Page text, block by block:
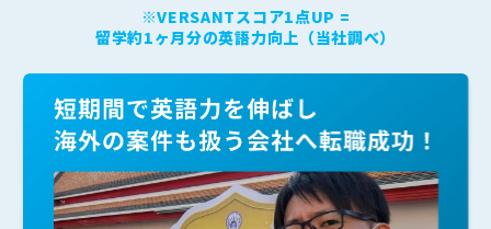
※VERSANTスコア1点UP =
留学約1ヶ月分の英語力向上（当社調べ）